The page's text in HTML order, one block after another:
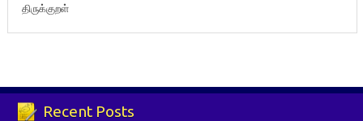
திருக்குறள்
Recent Posts